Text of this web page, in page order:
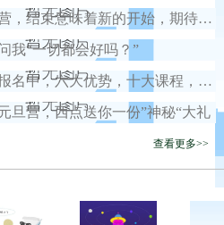
好习惯元旦营结营，结束意味着新的开始，期待我们下一次的相遇！
我“一切都会好吗？”
2021冬令营火热报名中，六大优势，十大课程，安全保障全面升级！
旦营，西点送你一份”神秘“大礼
查看更多>>